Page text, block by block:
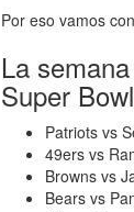
Por eso vamos
La
Super
Patriots vs
49ers vs
Browns vs
Bears vs